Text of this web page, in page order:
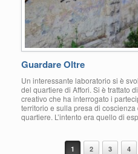
Guardare Oltre
Un interessante laboratorio si è
del quartiere di Affori. Si è trattato
creativo che ha interrogato i
territorio e sulla presa di
quartiere. L’intento era quello di
Navigazione articolo
1 2 3 4